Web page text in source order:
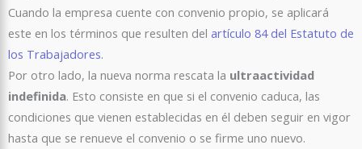
Cuando la empresa cuente con convenio propio, se aplicará
este en los términos que resulten del artículo 84 del Estatuto de
los Trabajadores.
Por otro lado, la nueva norma rescata la ultraactividad
indefinida. Esto consiste en que si el convenio caduca, las
condiciones que vienen establecidas en él deben seguir en vigor
hasta que se renueve el convenio o se firme uno nuevo.